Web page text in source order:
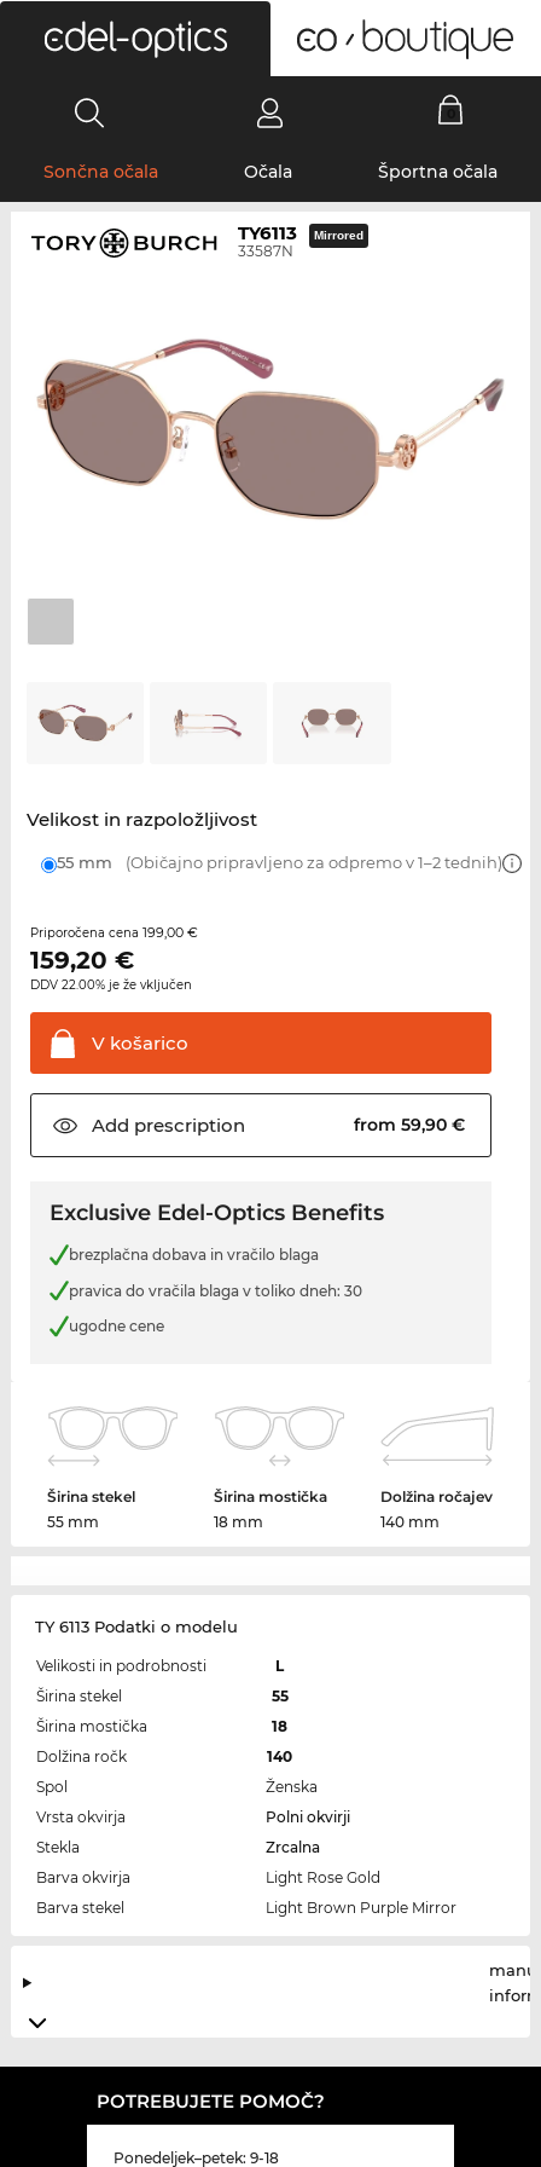
Sončna očala Očala Športna očala
TY6113
33587N
Mirrored
Velikost in razpoložljivost
55 mm (Običajno pripravljeno za odpremo v 1–2 tednih)
Priporočena cena 199,00 €
159,20 €
DDV 22.00% je že vključen
Vkošarico
Add prescription from 59,90 €
Exclusive Edel-Optics Benefits
brezplačna dobava in vračilo blaga
pravica do vračila blaga v toliko dneh: 30
ugodne cene
Širina stekel
55 mm
Širina mostička
18 mm
Dolžina ročajev
140 mm
TY 6113 Podatki o modelu
Velikosti in podrobnosti
L
Širina stekel
55
Širina mostička
18
Dolžina ročk
140
Spol
Ženska
Vrsta okvirja
Polni okvirji
Stekla
Zrcalna
Barva okvirja
Light Rose Gold
Barva stekel
Light Brown Purple Mirror
POTREBUJETE POMOČ?
Ponedeljek–petek: 9-18